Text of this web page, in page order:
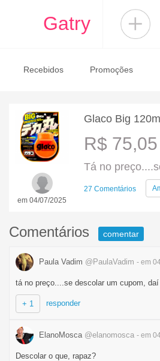
Gatry
Recebidos Promoções
em 04/07/2025
Glaco Big 120ml
R$ 75,05
Tá no
27 Comentários
Comentários comentar
Paula Vadim @PaulaVadim - em
tá no preço....se descolar um cupom, daí
+ 1 responder
ElanoMosca @elanomosca - em
Descolar o que, rapaz?